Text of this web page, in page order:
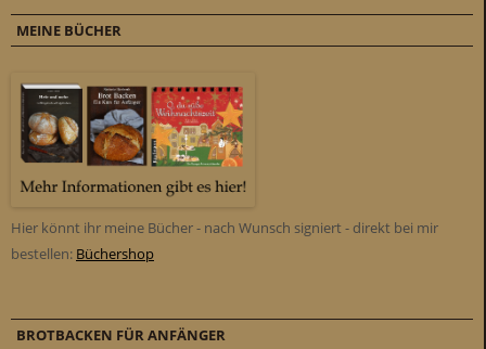
MEINE BÜCHER
Hier könnt ihr meine Bücher - nach Wunsch signiert - direkt bei mir
bestellen: Büchershop
BROTBACKEN FÜR ANFÄNGER